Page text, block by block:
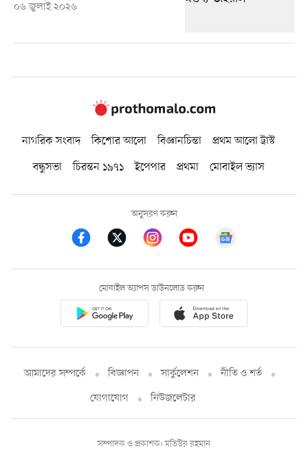
০৬ জুলাই ২০২৬
নাগরিক সংবাদ কিশোর আলো বিজ্ঞানচিন্তা
প্রথম আলো ট্রাস্ট
বন্ধুসভা
চিরন্তন ১৯৭১ ইপেপার প্রথমা মোবাইল ভ্যাস
অনুসরণ করুন
মোবাইল অ্যাপস ডাউনলোড করুন
আমাদের সম্পর্কে বিজ্ঞাপন সার্কুলেশন
নীতি ও শর্ত
যোগাযোগ
নিউজলেটার
সম্পাদক ও প্রকাশক: মতিউর রহমান